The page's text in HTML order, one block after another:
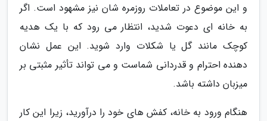
و این موضوع در تعاملات روزمره شان نیز مشهود است. اگر
به خانه ای دعوت شدید، انتظار می رود که با یک هدیه
کوچک مانند گل یا شکلات وارد شوید. این عمل نشان
دهنده احترام و قدردانی شماست و می تواند تأثیر مثبتی بر
میزبان داشته باشد.
هنگام ورود به خانه، کفش های خود را درآورید، زیرا این کار